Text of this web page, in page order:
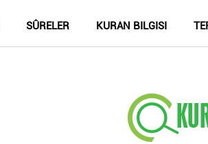
SÛRELER KURAN BILGISI